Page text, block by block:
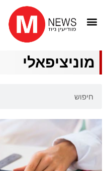
מוניציפאלי